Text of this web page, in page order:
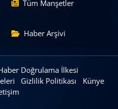
Tüm Manşetler
Haber Arşivi
Doğrulama İlkesi
Gizlilik Politikası
Künye